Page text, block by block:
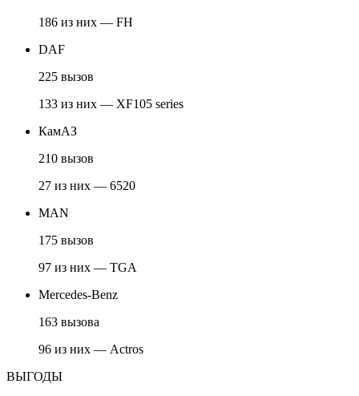
186 из них — FH
DAF
225 вызов
133 из них — XF105 series
КамАЗ
210 вызов
27 из них — 6520
MAN
175 вызов
97 из них — TGA
Mercedes-Benz
163 вызова
96 из них — Actros
ВЫГОДЫ